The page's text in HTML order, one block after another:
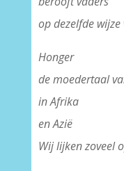
op dezelfde
Honger
de moedertaal
in Afrika
en Azië
Wij lijken zoveel